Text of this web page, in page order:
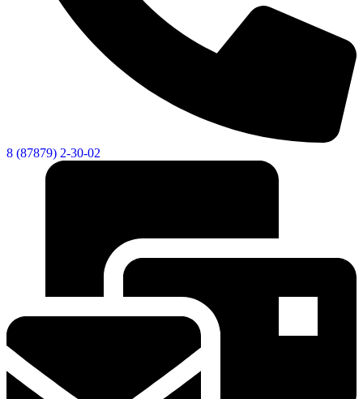
8 (87879) 2-30-02